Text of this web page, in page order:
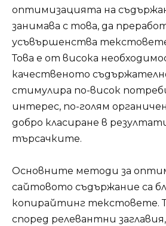
оптимизацията на
занимава с това, да
усъвършенства
Това е от висока
качественото
стимулира по-висок
интерес, по-голям
добро класиране в
търсачките.
Основните методи за
сайтовото съдържание са
копирайтинг текстовете.
според релевантни